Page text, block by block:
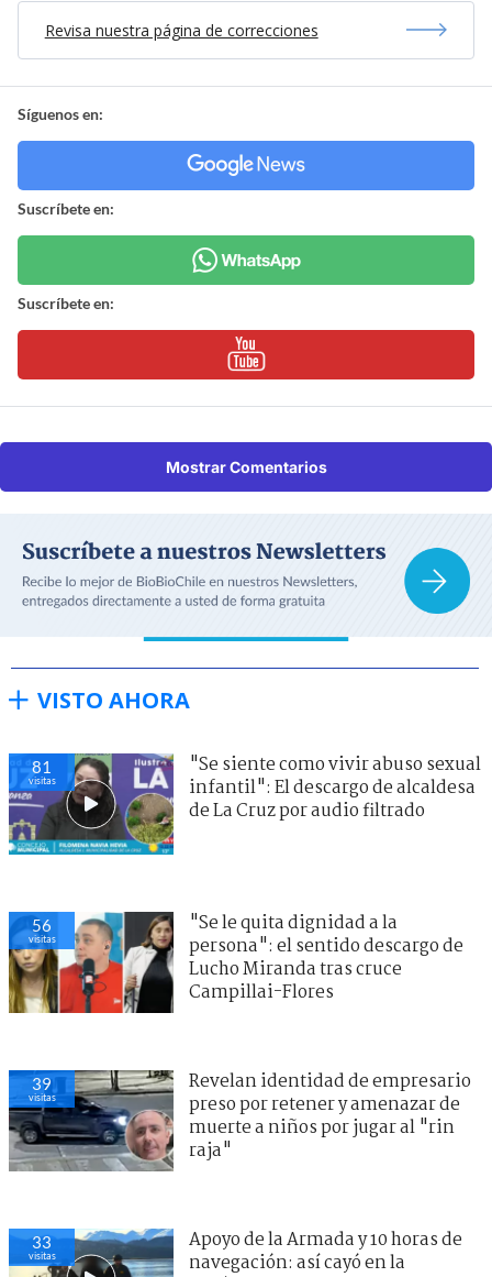
Revisa nuestra página de correcciones
Síguenos en:
Suscríbete en:
Suscríbete en:
Mostrar Comentarios
VISTO AHORA
81
visitas
"Se siente como vivir abuso sexual
infantil": El descargo de alcaldesa
de La Cruz por audio filtrado
56
visitas
"Se le quita dignidad a la
persona": el sentido descargo de
Lucho Miranda tras cruce
Campillai-Flores
39
visitas
Revelan identidad de empresario
preso por retener y amenazar de
muerte a niños por jugar al "rin
raja"
33
visitas
Apoyo de la Armada y 10 horas de
navegación: así cayó en la